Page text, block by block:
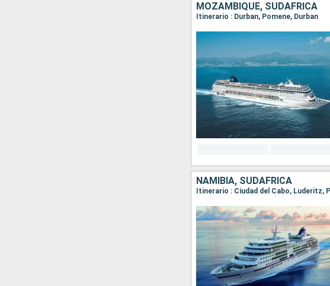
MOZAMBIQUE, SUDAFRICA
Itinerario : Durban, Pomene, Durban
NAMIBIA, SUDAFRICA
Itinerario : Ciudad del Cabo, Luderitz,